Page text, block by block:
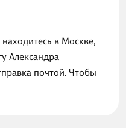
в Москве,
Александра
почтой. Чтобы